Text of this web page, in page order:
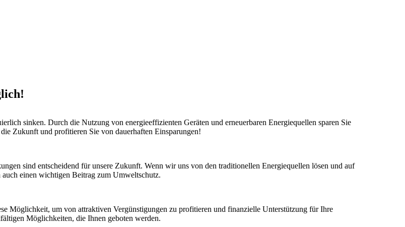
sinken. Durch die Nutzung von energieeffizienten Geräten und erneuerbaren Energiequellen sparen Sie
Zukunft und profitieren Sie von dauerhaften Einsparungen!
sind entscheidend für unsere Zukunft. Wenn wir uns von den traditionellen Energiequellen lösen und auf
einen wichtigen Beitrag zum Umweltschutz.
Möglichkeit, um von attraktiven Vergünstigungen zu profitieren und finanzielle Unterstützung für Ihre
Möglichkeiten, die Ihnen geboten werden.